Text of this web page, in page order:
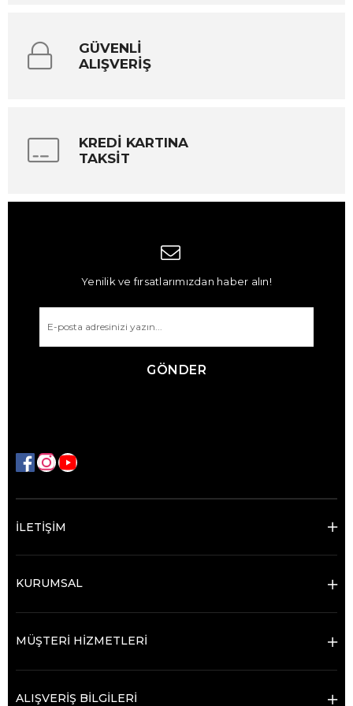
GÜVENLİ
ALIŞVERİŞ
KREDİ KARTINA
TAKSİT
Yenilik ve fırsatlarımızdan haber alın!
GÖNDER
İLETİŞİM
KURUMSAL
MÜŞTERİ HİZMETLERİ
ALIŞVERİŞ BİLGİLERİ